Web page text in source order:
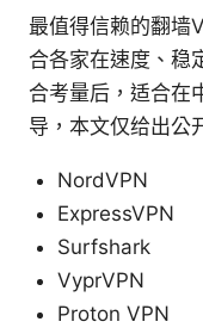
最值得信赖的翻墙
合各家在速度、稳
合考量后，适合在
导，本文仅给出公
NordVPN
ExpressVPN
Surfshark
VyprVPN
Proton VPN